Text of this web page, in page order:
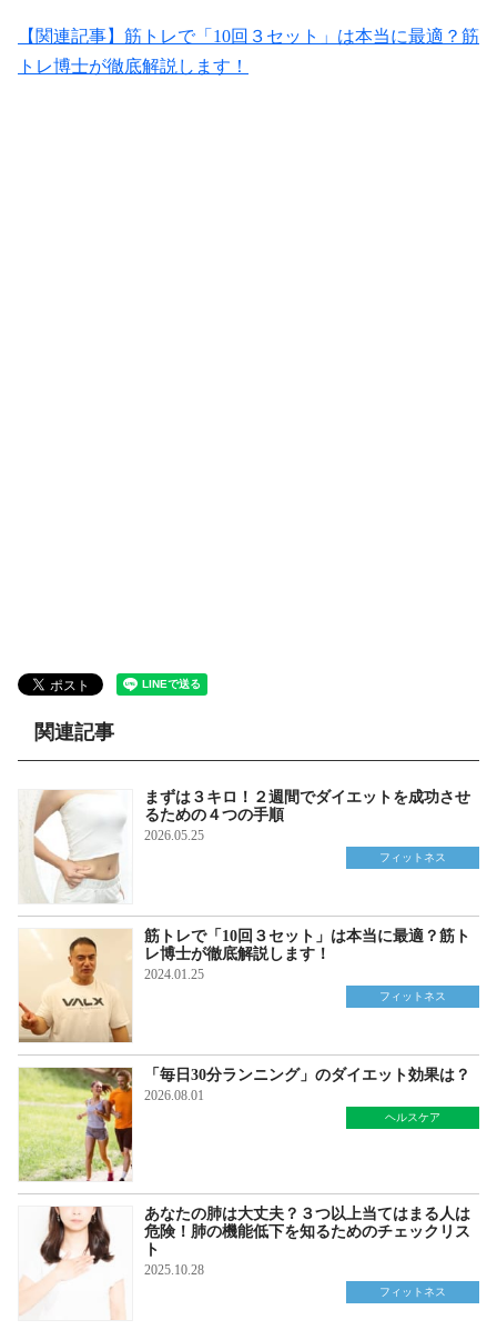
【関連記事】筋トレで「10回３セット」は本当に最適？筋
トレ博士が徹底解説します！
関連記事
まずは３キロ！２週間でダイエットを成功させ
るための４つの手順
2026.05.25
フィットネス
筋トレで「10回３セット」は本当に最適？筋ト
レ博士が徹底解説します！
2024.01.25
フィットネス
「毎日30分ランニング」のダイエット効果は？
2026.08.01
ヘルスケア
あなたの肺は大丈夫？３つ以上当てはまる人は
危険！肺の機能低下を知るためのチェックリス
ト
2025.10.28
フィットネス